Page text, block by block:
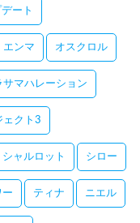
ート
エンマ オスクロル
サマハレーション
ェクト3
シャルロット シロー
ー ティナ ニエル